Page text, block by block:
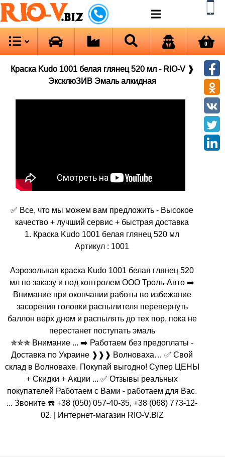
RIO-V.biz
0
Краска Kudo 1001 белая глянец 520 мл - RIO-V ❱
ЭксклюЗИВ Эмаль алкидная
✅ Все, что мы можем вам предложить - Высокое
качество + лучший сервис + быстрая доставка
1. Краска Kudo 1001 белая глянец 520 мл
Артикул : 1001
Аэрозольная краска Kudo 1001 белая глянец 520
мл по заказу и под контролем ООО Троль-Авто ➡️
Внимание при окончании работы во избежание
засорения головки распылителя перевернуть
баллон верх дном и распылять до тех пор, пока не
перестанет поступать эмаль
✯✯✯ Внимание ... ➡️ Работаем без предоплаты -
Доставка по Украине ❱❱❱ Волноваха… ✅ Свой
склад в Волновахе. Покупай выгодно! Супер ЦЕНЫ
+ Скидки + Акции ... ✅ Отзывы реальных
покупателей Работаем с Вами - работаем для Вас.
... Звоните ☎️ +38 (050) 057-40-35, +38 (068) 773-12-
02. | Интернет-магазин RIO-V.BIZ